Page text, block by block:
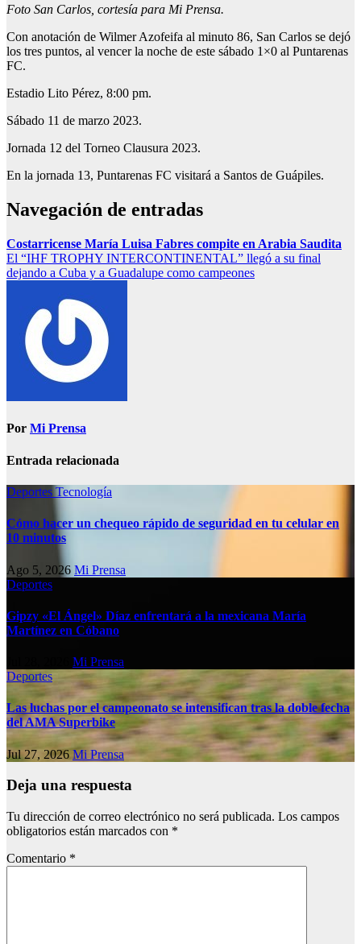
Foto San Carlos, cortesía para Mi Prensa.
Con anotación de Wilmer Azofeifa al minuto 86, San Carlos se dejó
los tres puntos, al vencer la noche de este sábado 1×0 al Puntarenas
FC.
Estadio Lito Pérez, 8:00 pm.
Sábado 11 de marzo 2023.
Jornada 12 del Torneo Clausura 2023.
En la jornada 13, Puntarenas FC visitará a Santos de Guápiles.
Navegación de entradas
Costarricense María Luisa Fabres compite en Arabia Saudita
El “IHF TROPHY INTERCONTINENTAL” llegó a su final
dejando a Cuba y a Guadalupe como campeones
Por Mi Prensa
Entrada relacionada
Deportes Tecnología
Cómo hacer un chequeo rápido de seguridad en tu celular en
10 minutos
Ago 5, 2026 Mi Prensa
Deportes
Gipzy «El Ángel» Díaz enfrentará a la mexicana María
Martínez en Cóbano
Mi Prensa
Deportes
Las luchas por el campeonato se intensifican tras la doble fecha
del AMA Superbike
Jul 27, 2026Mi Prensa
Deja una respuesta
Tu dirección de correo electrónico no será publicada. Los campos
obligatorios están marcados con *
Comentario *